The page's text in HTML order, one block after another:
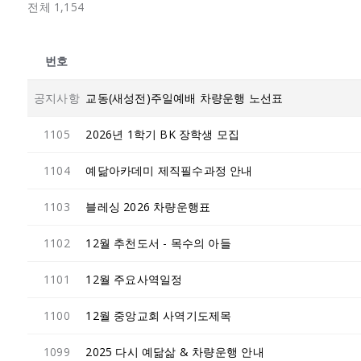
전체 1,154
번호
공지사항 교동(새성전)주일예배 차량운행 노선표
1105 2026년 1학기 BK 장학생 모집
1104 예닮아카데미 제직필수과정 안내
1103 블레싱 2026 차량운행표
1102 12월 추천도서 - 목수의 아들
1101 12월 주요사역일정
1100 12월 중앙교회 사역기도제목
1099 2025 다시 예닮삶 & 차량운행 안내